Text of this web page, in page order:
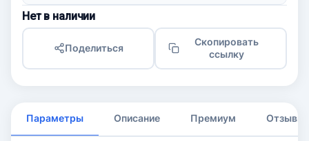
Нет в наличии
Поделиться
Скопировать
ссылку
Параметры Описание Премиум Отзывы